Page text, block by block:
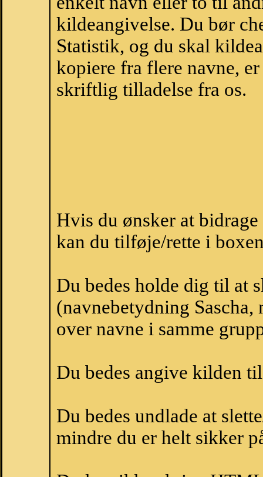
kildeangivelse. Du bør
Statistik, og du skal
kopiere fra flere navne,
skriftlig tilladelse fra os.
Hvis du ønsker at
kan du tilføje/rette i
Du bedes holde dig til at
(navnebetydning Sascha,
over navne i samme
Du bedes angive kilden
Du bedes undlade at
mindre du er helt sikker